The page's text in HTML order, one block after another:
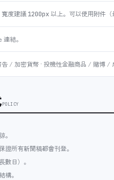
寬度建議 1200px以上。可以使用附件（
結。
/ 加密貨幣 · 投機性金融商品 / 賭博 /
POLICY
。
證所有新聞稿都會刊登。
數日）。
構。